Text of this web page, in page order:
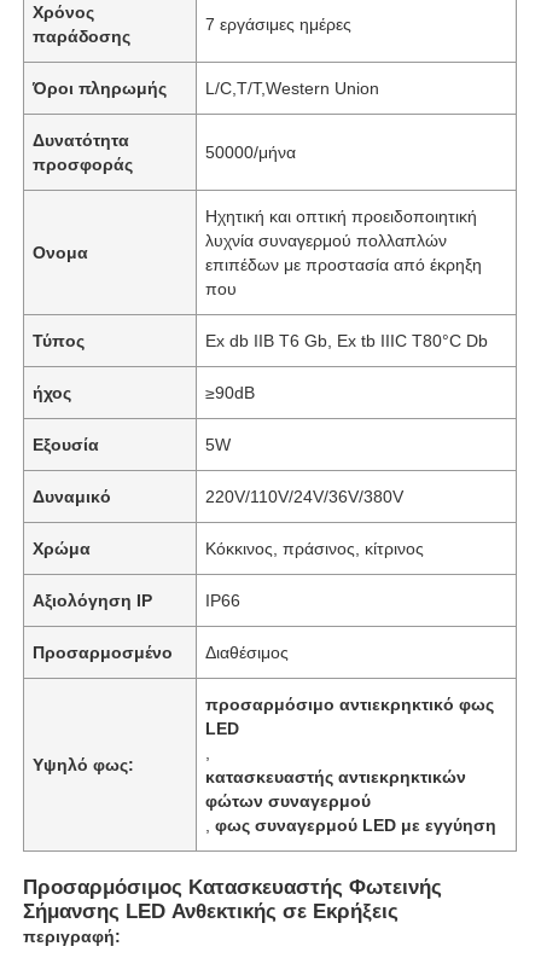
Χρόνος
παράδοσης
7 εργάσιμες ημέρες
Όροι πληρωμής L/C,T/T,Western Union
Δυνατότητα
προσφοράς
50000/μήνα
Ονομα
Ηχητική και οπτική προειδοποιητική
λυχνία συναγερμού πολλαπλών
επιπέδων με προστασία από έκρηξη
που
Τύπος Ex db IIB T6 Gb, Ex tb IIIC T80°C Db
ήχος ≥90dB
Εξουσία 5W
Δυναμικό 220V/110V/24V/36V/380V
Χρώμα Κόκκινος, πράσινος, κίτρινος
Αξιολόγηση IP IP66
Προσαρμοσμένο Διαθέσιμος
Υψηλό φως:
προσαρμόσιμο αντιεκρηκτικό φως
LED
κατασκευαστής αντιεκρηκτικών
φώτων συναγερμού
,φως συναγερμού LED με εγγύηση
Προσαρμόσιμος Κατασκευαστής Φωτεινής
Σήμανσης LED Ανθεκτικής σε Εκρήξεις
περιγραφή: